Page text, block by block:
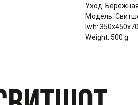
Уход:
Модель:
lwh:
Weight: 500 g